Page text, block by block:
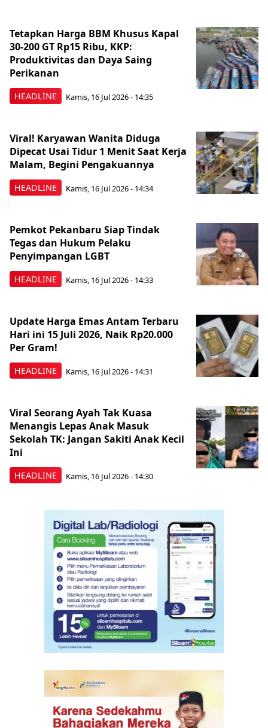
HEADLINE
Tetapkan Harga BBM Khusus Kapal
30-200 GT Rp15 Ribu, KKP:
Produktivitas dan Daya Saing
Perikanan
Kamis, 16 Jul 2026 - 14:35
HEADLINE
Viral! Karyawan Wanita Diduga
Dipecat Usai Tidur 1 Menit Saat Kerja
Malam, Begini Pengakuannya
Kamis, 16 Jul 2026 - 14:34
HEADLINE
Pemkot Pekanbaru Siap Tindak
Tegas dan Hukum Pelaku
Penyimpangan LGBT
Kamis, 16 Jul 2026 - 14:33
HEADLINE
Update Harga Emas Antam Terbaru
Hari ini 15 Juli 2026, Naik Rp20.000
Per Gram!
Kamis, 16 Jul 2026 - 14:31
HEADLINE
Viral Seorang Ayah Tak Kuasa
Menangis Lepas Anak Masuk
Sekolah TK: Jangan Sakiti Anak Kecil
Ini
Kamis, 16 Jul 2026 - 14:30